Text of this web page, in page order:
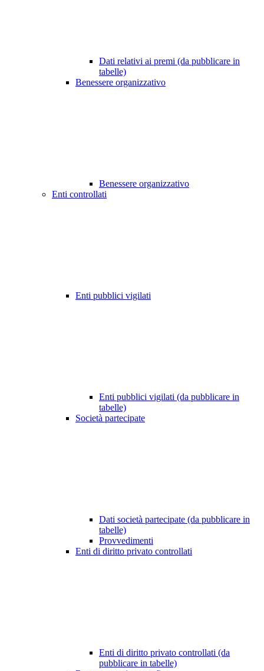
Dati relativi ai premi (da pubblicare in
tabelle)
Benessere organizzativo
Benessere organizzativo
Enti controllati
Enti pubblici vigilati
Enti pubblici vigilati (da pubblicare in
tabelle)
Società partecipate
Dati società partecipate (da pubblicare in
tabelle)
Provvedimenti
Enti di diritto privato controllati
Enti di diritto privato controllati (da
pubblicare in tabelle)